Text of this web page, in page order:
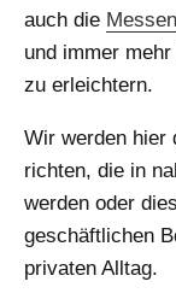
auch die
und immer
zu erleichtern.
Wir werden hier
richten, die in
werden oder
geschäftlichen
privaten Alltag.